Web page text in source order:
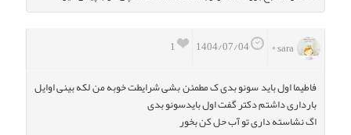
1
sara *
فاطیما اول باید سونو بدی ک مطمئن بشی شرایطت خوبه من لکه بینی اوایل
بارداری داشتم دکتر گفت اول بایدسونو بدی
اگ نشاسته داری تو آب حل کن بخور